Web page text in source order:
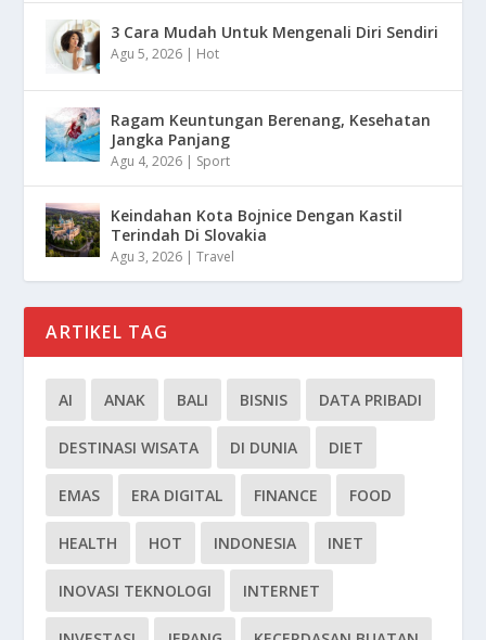
3 Cara Mudah Untuk Mengenali Diri Sendiri
Agu 5, 2026 | Hot
Ragam Keuntungan Berenang, Kesehatan
Jangka Panjang
Agu 4, 2026 | Sport
Keindahan Kota Bojnice Dengan Kastil
Terindah Di Slovakia
Agu 3, 2026 |Travel
ARTIKEL TAG
AI ANAK BALI BISNIS DATA PRIBADI
DESTINASI WISATA DI DUNIA DIET
EMAS ERA DIGITAL FINANCE FOOD
HEALTH HOT INDONESIA INET
INOVASI TEKNOLOGI INTERNET